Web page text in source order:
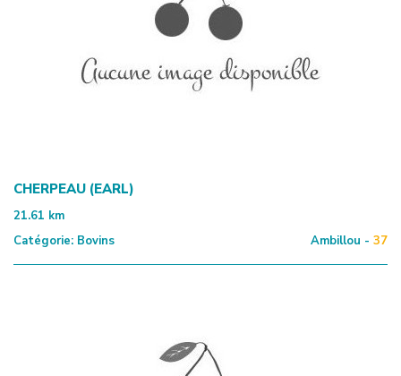
CHERPEAU (EARL)
21.61 km
Catégorie: Bovins Ambillou - 37